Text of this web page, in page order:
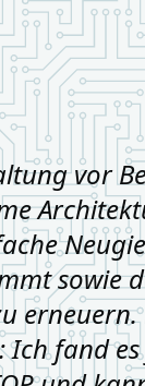
vor
sowie
Ich fand